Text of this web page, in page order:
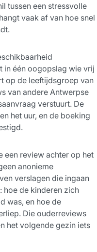
tussen een stressvolle
vaak af van hoe snel
in één oogopslag wie vrij
op de leeftijdsgroep van
van andere Antwerpse
verstuurt. De
het uur, en de boeking
een review achter op het
anonieme
verslagen die ingaan
hoe de kinderen zich
was, en hoe de
Die ouderreviews
het volgende gezin iets